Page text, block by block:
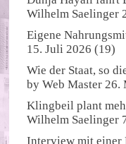
Wilhelm Saelinger
Eigene
15. Juli 2026 (19)
Wie der Staat, so
byWeb Master 26.
Klingbeil plant
Wilhelm Saelinger
Interview mit einer